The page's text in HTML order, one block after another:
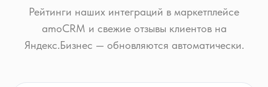
Рейтинги наших интеграций в маркетплейсе
amoCRM и свежие отзывы клиентов на
Яндекс.Бизнес — обновляются автоматически.